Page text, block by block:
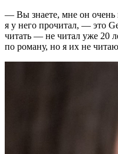
— Вы знаете, мне он очень
я у него прочитал, — это
читать — не читал уже 20
по роману, но я их не